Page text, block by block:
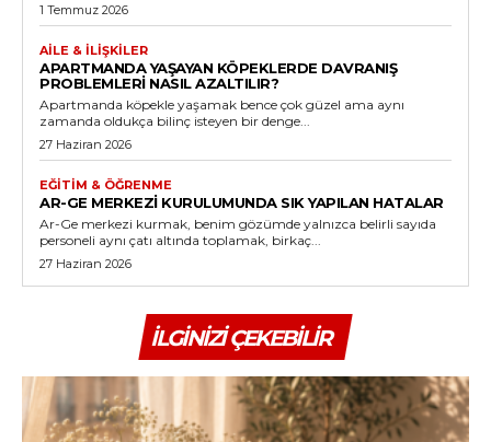
1 Temmuz 2026
AILE & İLIŞKILER
APARTMANDA YAŞAYAN KÖPEKLERDE DAVRANIŞ
PROBLEMLERI NASIL AZALTILIR?
Apartmanda köpekle yaşamak bence çok güzel ama aynı
zamanda oldukça bilinç isteyen bir denge...
27 Haziran 2026
EĞITIM & ÖĞRENME
AR-GE MERKEZI KURULUMUNDA SIK YAPILAN HATALAR
Ar-Ge merkezi kurmak, benim gözümde yalnızca belirli sayıda
personeli aynı çatı altında toplamak, birkaç...
27 Haziran 2026
İLGINIZI ÇEKEBILIR